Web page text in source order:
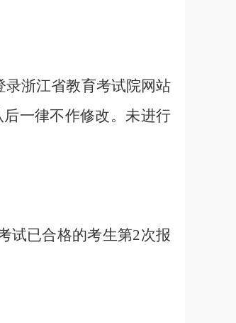
录浙江省教育考试院网站
一律不作修改。未进行
试已合格的考生第2次报